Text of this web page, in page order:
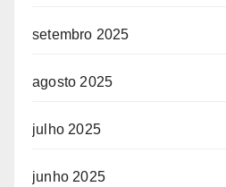
setembro 2025
agosto 2025
julho 2025
junho 2025